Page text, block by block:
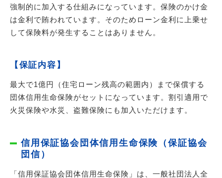
強制的に加入する仕組みになっています。保険のかけ金
は金利で賄われています。そのためローン金利に上乗せ
して保険料が発生することはありません。
【保証内容】
最大で1億円（住宅ローン残高の範囲内）まで保償する
団体信用生命保険がセットになっています。割引適用で
火災保険や水災、盗難保険にも加入いただけます。
信用保証協会団体信用生命保険（保証協会
団信）
「信用保証協会団体信用生命保険」は、一般社団法人全